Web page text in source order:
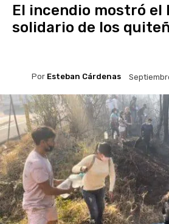
El incendio mostró el
solidario de los
Por Esteban Cárdenas